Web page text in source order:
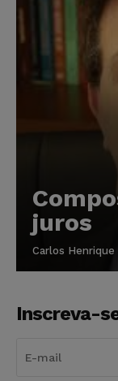
juros
Carlos Henrique
Inscreva-